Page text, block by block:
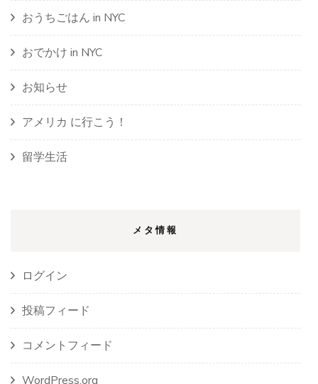
おうちごはん in NYC
おでかけ in NYC
お知らせ
アメリカ に行こう！
留学生活
メタ情報
ログイン
投稿フィード
コメントフィード
WordPress.org